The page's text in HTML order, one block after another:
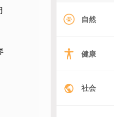
自然
健康
社会